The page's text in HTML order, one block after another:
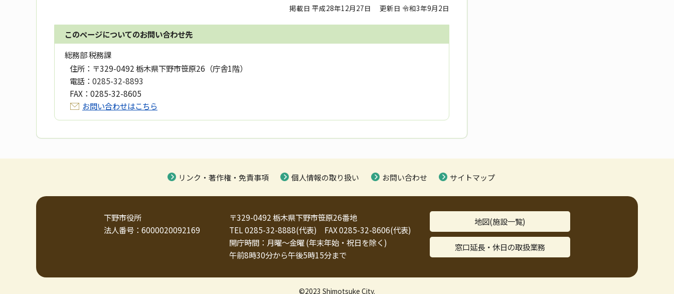
掲載日 平成28年12月27日 更新日 令和3年9月2日
このページについてのお問い合わせ先
総務部 税務課
住所： 〒329-0492 栃木県下野市笹原26（庁舎1階）
電話： 0285-32-8893
FAX： 0285-32-8605
お問い合わせはこちら
リンク・著作権・免責事項 個人情報の取り扱い お問い合わせ サイトマップ
下野市役所
法人番号：6000020092169
〒329-0492 栃木県下野市笹原26番地
TEL 0285-32-8888(代表) FAX 0285-32-8606(代表)
開庁時間：月曜～金曜 (年末年始・祝日を除く)
午前8時30分から午後5時15分まで
地図(施設一覧)
窓口延長・休日の取扱業務
©2023 Shimotsuke City.